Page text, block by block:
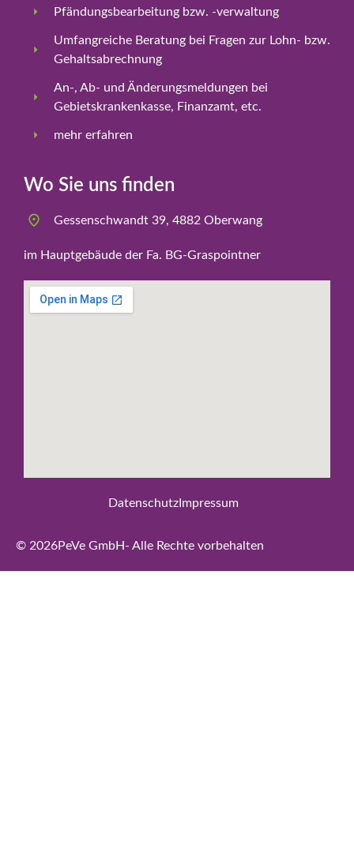
Pfändungsbearbeitung bzw. -verwaltung
Umfangreiche Beratung bei Fragen zur Lohn- bzw.
Gehaltsabrechnung
An-, Ab- und Änderungsmeldungen bei
Gebietskrankenkasse, Finanzamt, etc.
mehr erfahren
Wo Sie uns finden
Gessenschwandt 39, 4882 Oberwang
im Hauptgebäude der Fa. BG-Graspointner
Datenschutz Impressum
© 2026PeVe GmbH- Alle Rechte vorbehalten